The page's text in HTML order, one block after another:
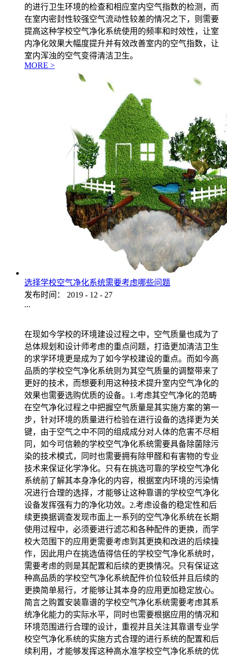
的进行卫生环境的检查和相应室内空气指数的检测，而
在室内密封性较强空气流动性较差的情况之下，则需要
提高这种学校空气净化系统使用的频率和时效性，让室
内净化效果大幅度提升并有效改善室内的空气指数，让
室内浑浊的空气变得清洁卫生。
MORE >
选择学校空气净化系统需要考虑哪些问题
发布时间：
2019 - 12 - 27
...
在现如今学校的环境建设过程之中，空气质量也成为了
总体规划和设计师考虑的重点问题，打造更加清洁卫生
的求学环境更是成为了如今学校建设的重点。而如今高
品质的学校空气净化系统则为其空气质量的调整带来了
更好的技术，而想要利用这种技术提升室内空气净化的
效果也需要选购优质的设备。1.考虑其空气净化的范畴
在空气净化过程之中把握空气质量是其实施方案的第一
步，针对环境的质量进行检验在进行设备的选择更为关
键，由于空气之中不同的组成成分对人体的危害不尽相
同，如今可信赖的学校空气净化系统需要具备除菌除污
染的技术模式，同时也需要拥有除甲醛和有害物的专业
技术来保证化学净化。只有在挑选可靠的学校空气净化
系统前了解其本身净化的内容，根据室内环境的污染情
况进行合理的选择，才能够让这种靠谱的学校空气净化
设备发挥强有力的净化功效。2.考虑设备的稳定性和后
续更换据调查发现市面上一系列的空气净化系统在长期
使用过程中，必须要进行滤芯和各种配件的更换，而学
校大范围下的应用更需要考虑到其更换和改进的后续操
作，因此用户在挑选值得信任的学校空气净化系统时，
需要考虑的则是其配置和后续的更换情况。只有保证这
种高品质的学校空气净化系统配件价位较低并且后续的
更换简单易行，才能够让其本身的应用更加稳定放心。
简言之购置安装靠谱的学校空气净化系统需要考虑其系
统净化能力的实际水平，同时也需要根据应用的情况和
环境范围进行合理的设计，重视并且关注其靠谱专业学
校空气净化系统的实施方式合理的进行系统的配置和后
续利用，才能够发挥这种高水准学校空气净化系统的优